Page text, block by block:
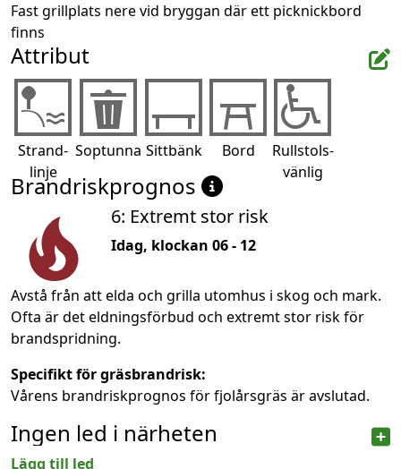
Fast grillplats nere vid bryggan där ett picknickbord
finns
Attribut
Strand-
linje
Soptunna Sittbänk Bord
Rullstols-
vänlig
Brandriskprognos
6: Extremt stor risk
Idag, klockan 06 - 12
Avstå från att elda och grilla utomhus i skog och mark.
Ofta är det eldningsförbud och extremt stor risk för
brandspridning.
Specifikt för gräsbrandrisk:
Vårens brandriskprognos för fjolårsgräs är avslutad.
Ingen led i närheten
Lägg till led